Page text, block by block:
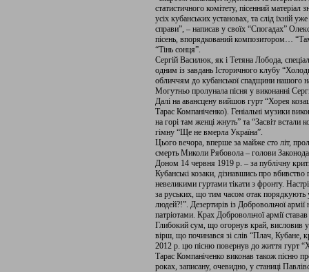
статистичного комітету, пісенний
усіх кубанських установах, та слід їхній
справи”, – написав у своїх “Спогадах”
пісень, впорядкований композитором…
“Тінь сонця”.
Сергій Василюк, як і Тетяна Лобода,
одним із завдань Історичного клубу
обличчям до кубанської спадщини нашого
Могутньо пролунала пісня у виконанні
Далі на авансцену вийшов гурт “Хорея
Тарас Компаніченко). Геніальні музики
на горі там женці жнуть” та “Засвіт встали
гімну “Ще не вмерла Україна”.
Цього вечора, вперше за майже сто літ,
смерть Миколи Рябовола – голови
Доном 14 червня 1919 р. – за публічну
Кубанські козаки, дізнавшись про
невеликими гуртами тікати з фронту.
за руських, що тим часом отак порядкують
людей?!”. Дезертирів із Добровольчої
патріотами. Крах Добровольчої армії
Глибокий сум, що огорнув край, висловив
вірш, що починався зі слів “Плач, Кубане,
2012 р. цю пісню повернув до життя гурт
Тарас Компаніченко виконав також пісню
роках, записану, очевидно, у станиці